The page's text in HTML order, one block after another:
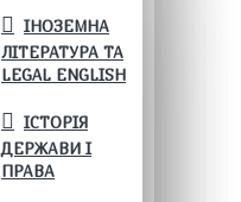
ІНОЗЕМНА
ЛІТЕРАТУРА ТА
LEGAL ENGLISH
ІСТОРІЯ
ДЕРЖАВИ І
ПРАВА